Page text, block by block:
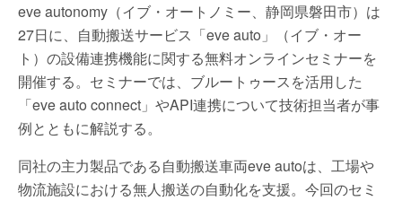
eve autonomy（イブ・オートノミー、静岡県磐田市）は
27日に、自動搬送サービス「eve auto」（イブ・オー
ト）の設備連携機能に関する無料オンラインセミナーを
開催する。セミナーでは、ブルートゥースを活用した
「eve auto connect」やAPI連携について技術担当者が事
例とともに解説する。
同社の主力製品である自動搬送車両eve autoは、工場や
物流施設における無人搬送の自動化を支援。今回のセミ